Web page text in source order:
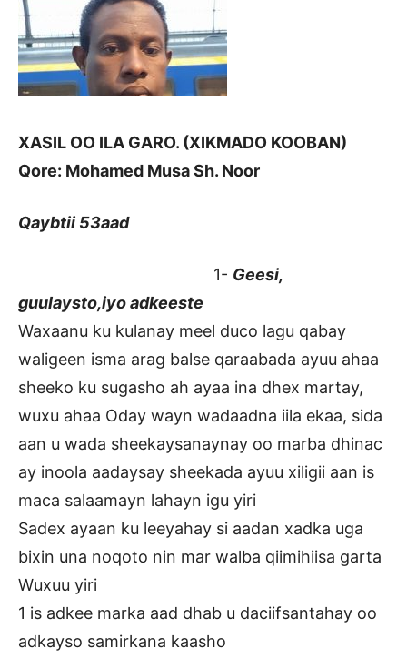
XASIL OO ILA GARO. (XIKMADO KOOBAN)
Qore: Mohamed Musa Sh. Noor
Qaybtii 53aad
1- Geesi,
guulaysto,iyo adkeeste
Waxaanu ku kulanay meel duco lagu qabay
waligeen isma arag balse qaraabada ayuu ahaa
sheeko ku sugasho ah ayaa ina dhex martay,
wuxu ahaa Oday wayn wadaadna iila ekaa, sida
aan u wada sheekaysanaynay oo marba dhinac
ay inoola aadaysay sheekada ayuu xiligii aan is
maca salaamayn lahayn igu yiri
Sadex ayaan ku leeyahay si aadan xadka uga
bixin una noqoto nin mar walba qiimihiisa garta
Wuxuu yiri
1 is adkee marka aad dhab u daciifsantahay oo
adkayso samirkana kaasho